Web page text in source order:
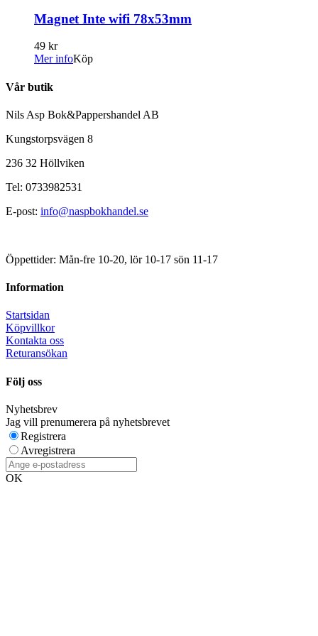
Magnet Inte wifi 78x53mm
49 kr
Mer infoKöp
Vår butik
Nils Asp Bok&Pappershandel AB
Kungstorpsvägen 8
236 32 Höllviken
Tel: 0733982531
E-post: info@naspbokhandel.se
Öppettider: Mån-fre 10-20, lör 10-17 sön 11-17
Information
Startsidan
Köpvillkor
Kontakta oss
Returansökan
Följ oss
Nyhetsbrev
Jag vill prenumerera på nyhetsbrevet
Registrera
Avregistrera
OK